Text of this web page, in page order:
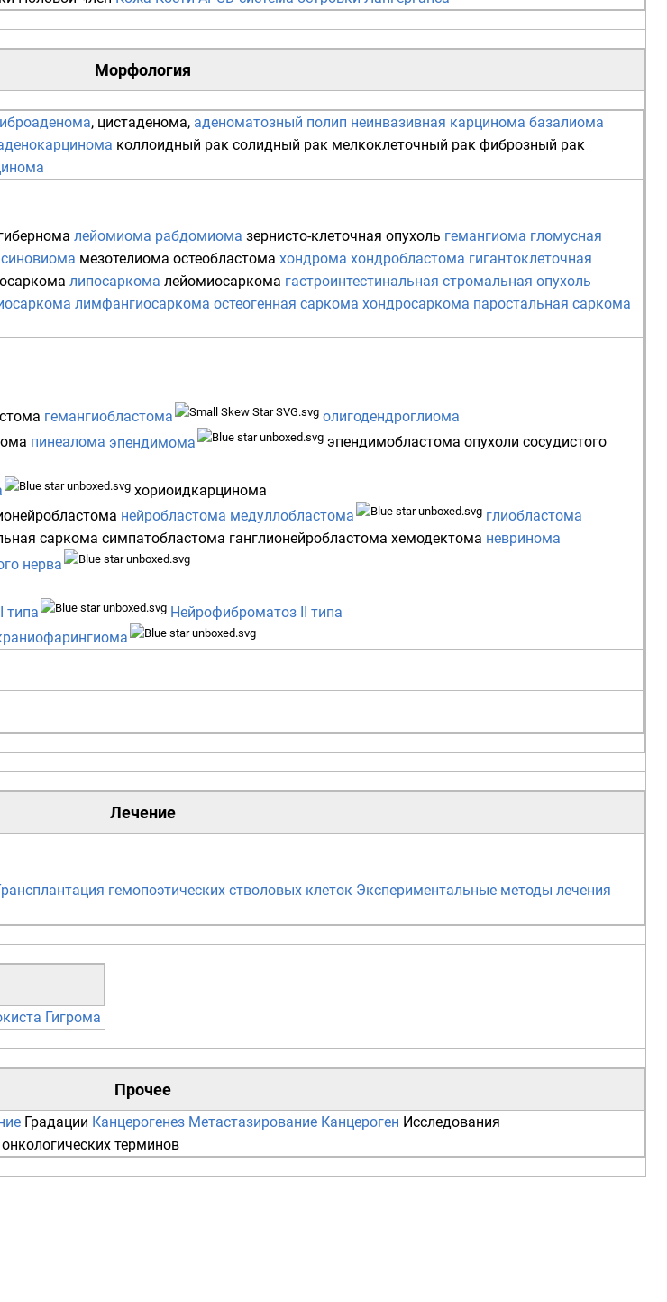
Морфология
, цистаденома, аденоматозный полип неинвазивная карцинома базалиома
коллоидный рак солидный рак мелкоклеточный рак фиброзный рак
лейомиома рабдомиома зернисто-клеточная опухоль гемангиома гломусная
синовиома мезотелиома остеобластома хондрома хондробластома гигантоклеточная
липосаркома лейомиосаркома гастроинтестинальная стромальная опухоль
лимфангиосаркома остеогенная саркома хондросаркома паростальная саркома
гемангиобластома
олигодендроглиома
пинеалома эпендимома эпендимобластома опухоли сосудистого
хориоидкарцинома
нейробластома медуллобластома
глиобластома
саркома симпатобластома ганглионейробластома хемодектома невринома
нерва
типа
Нейрофиброматоз II типа
Лечение
гемопоэтических стволовых клеток Экспериментальные методы лечения
Гигрома
Прочее
Градации Канцерогенез Метастазирование Канцероген Исследования
терминов